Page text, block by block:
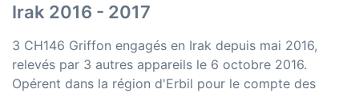
Irak 2016 - 2017
3 CH146 Griffon engagés en Irak depuis mai 2016,
relevés par 3 autres appareils le 6 octobre 2016.
Opérent dans la région d'Erbil pour le compte des